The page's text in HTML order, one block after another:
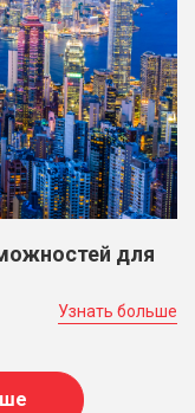
для
Узнать больше